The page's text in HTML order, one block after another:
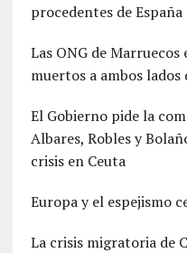
procedentes de España
Las ONG de
muertos a ambos
El Gobierno pide la
Albares, Robles y
crisis en Ceuta
Europa y el espejismo
La crisis migratoria de